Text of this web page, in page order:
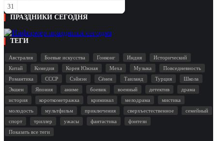
31
ПРАЗДНИКИ СЕГОДНЯ
ТЕГИ
Австралия Боевые искусства Гонконг Индия
Исторический
Китай
Комедия Корея Южная Меха Музыка
Повседневность
Романтика
СССР Сэйнэн Сёнен Таиланд Турция
Школа
Экшен
Япония аниме боевик военный детектив
драма
история
короткометражка криминал мелодрама
мистика
молодость
мультфильм приключения сверхъестественное
семейный
спорт
триллер ужасы фантастика
фэнтези
Показать все теги